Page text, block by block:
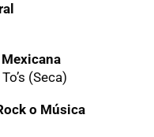
(Seca)
o Música